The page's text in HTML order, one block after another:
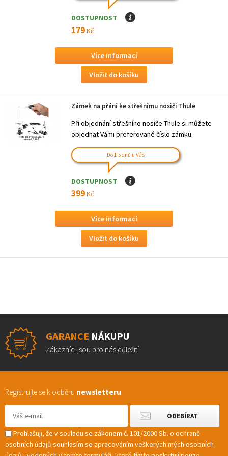
DOSTUPNOST I
179Kč
Více informací
Zámek na přání ke střešnímu nosiči Thule
Při objednání střešního nosiče Thule si můžete
objednat Vámi preferované číslo zámku.
Do 1-5 dnů u Vás
DOSTUPNOST I
399Kč
Více informací
GARANCE NÁKUPU
Zákazníci jsou pro nás důležití
Registrujte se k odběru newsletteru
Prohlašuji, že v souladu se zákonem č. 101/2000 Sb. o ochraně
osobních údajů souhlasím se zpracováním veškerých mých osobních